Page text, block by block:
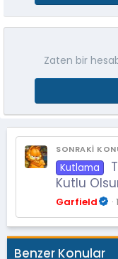
Zaten bir
SONRAKI
Kutlama
Kutlu
Garfield
Benzer Konular